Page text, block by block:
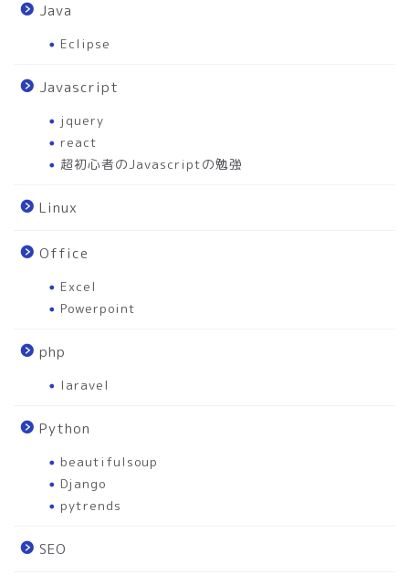
Java
Eclipse
Javascript
jquery
react
超初心者のJavascriptの勉強
Linux
Office
Excel
Powerpoint
php
laravel
Python
beautifulsoup
Django
pytrends
SEO